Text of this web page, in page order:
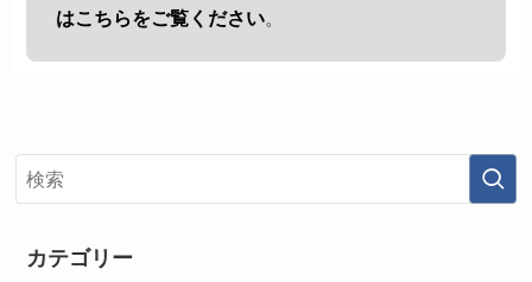
はこちらをご覧ください。
カテゴリー